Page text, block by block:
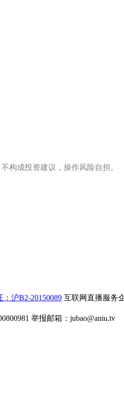
构成投资建议，操作风险自担。
：沪B2-20150089 互联网直播服务
举报邮箱： jubao@aniu.tv